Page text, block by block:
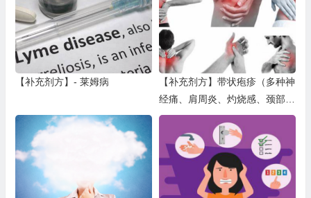
【补充剂方】- 莱姆病
【补充剂方】带状疱疹（多种神
经痛、肩周炎、灼烧感、颈部背
部/下颚/牙龈/舌头疼痛等）